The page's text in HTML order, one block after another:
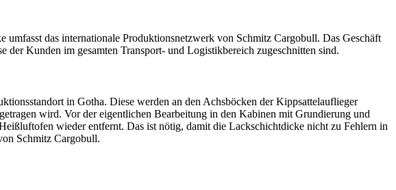
das internationale Produktionsnetzwerk von Schmitz Cargobull. Das Geschäft
der Kunden im gesamten Transport- und Logistikbereich zugeschnitten sind.
in Gotha. Diese werden an den Achsböcken der Kippsattelauflieger
wird. Vor der eigentlichen Bearbeitung in den Kabinen mit Grundierung und
wieder entfernt. Das ist nötig, damit die Lackschichtdicke nicht zu Fehlern in
Schmitz Cargobull.